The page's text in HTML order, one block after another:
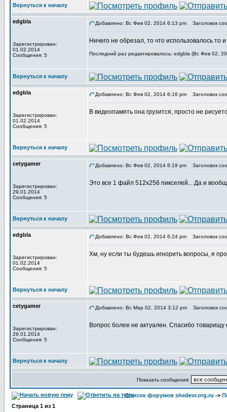
Вернуться к началу
edgbla
Зарегистрирован:
01.02.2014
Сообщения: 5
Добавлено: Вс Фев 02, 2014 6:13 pm Заголовок
Ничего не обрезал, то что использовалось то
Последний раз редактировалось: edgbla (Вс Фев 02,
Вернуться к началу
edgbla
Зарегистрирован:
01.02.2014
Сообщения: 5
Добавлено: Вс Фев 02, 2014 6:16 pm Заголовок
В видеопамять она грузится, просто не
Вернуться к началу
cetygamer
Зарегистрирован:
29.01.2014
Сообщения: 5
Добавлено: Вс Фев 02, 2014 6:19 pm Заголовок
Это все 1 файл 512х256 пикселей... Да и
Вернуться к началу
edgbla
Зарегистрирован:
01.02.2014
Сообщения: 5
Добавлено: Вс Фев 02, 2014 6:24 pm Заголовок
Хм, ну если ты будешь игнорить вопросы, я
Вернуться к началу
cetygamer
Зарегистрирован:
29.01.2014
Сообщения: 5
Добавлено: Вс Мар 02, 2014 3:12 pm Заголовок
Вопрос более не актуален. Спасибо товарищу
Вернуться к началу
Показать сообщения:
Список форумов shedevr.org.ru ->
Страница 1 из 1